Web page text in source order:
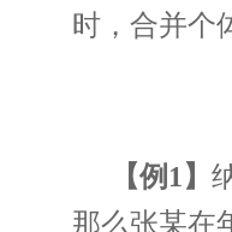
时，合并个
【例1】
那么张某在